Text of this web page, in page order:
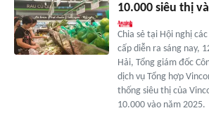
10.000 siêu thị
Chia sẻ tại Hội nghị
cấp diễn ra sáng nay,
Hải, Tổng giám đốc
dịch vụ Tổng hợp
thống siêu thị của
10.000 vào năm 2025.